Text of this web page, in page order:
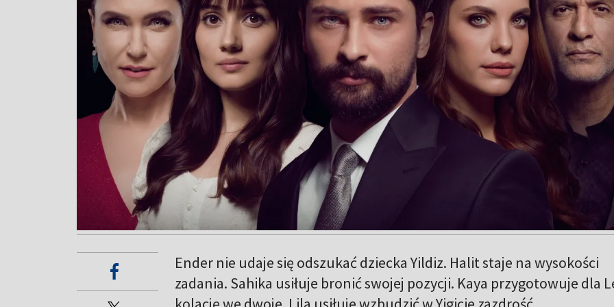
Ender nie udaje się odszukać dziecka Yildiz. Halit staje na wysokości
zadania. Sahika usiłuje bronić swojej pozycji. Kaya przygotowuje dla